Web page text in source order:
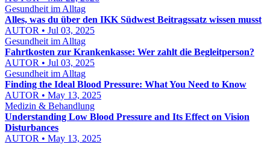
Gesundheit im Alltag
Alles, was du über den IKK Südwest Beitragssatz wissen musst
AUTOR • Jul 03, 2025
Gesundheit im Alltag
Fahrtkosten zur Krankenkasse: Wer zahlt die Begleitperson?
AUTOR • Jul 03, 2025
Gesundheit im Alltag
Finding the Ideal Blood Pressure: What You Need to Know
AUTOR • May 13, 2025
Medizin & Behandlung
Understanding Low Blood Pressure and Its Effect on Vision
Disturbances
AUTOR • May 13, 2025